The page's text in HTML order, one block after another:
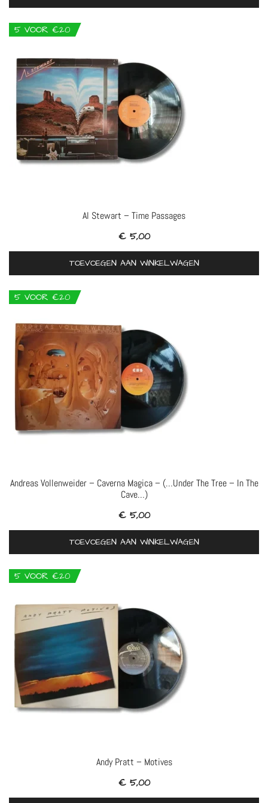
5 VOOR €20
Al Stewart – Time Passages
€5,00
TOEVOEGEN AAN WINKELWAGEN
5 VOOR €20
Andreas Vollenweider – Caverna Magica – (…Under The Tree – In The
Cave…)
€5,00
TOEVOEGEN AAN WINKELWAGEN
5 VOOR €20
Andy Pratt – Motives
€5,00